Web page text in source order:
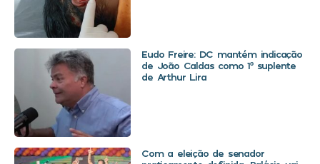
Eudo Freire: DC mantém indicação
de João Caldas como 1º suplente
de Arthur Lira
Com a eleição de senador